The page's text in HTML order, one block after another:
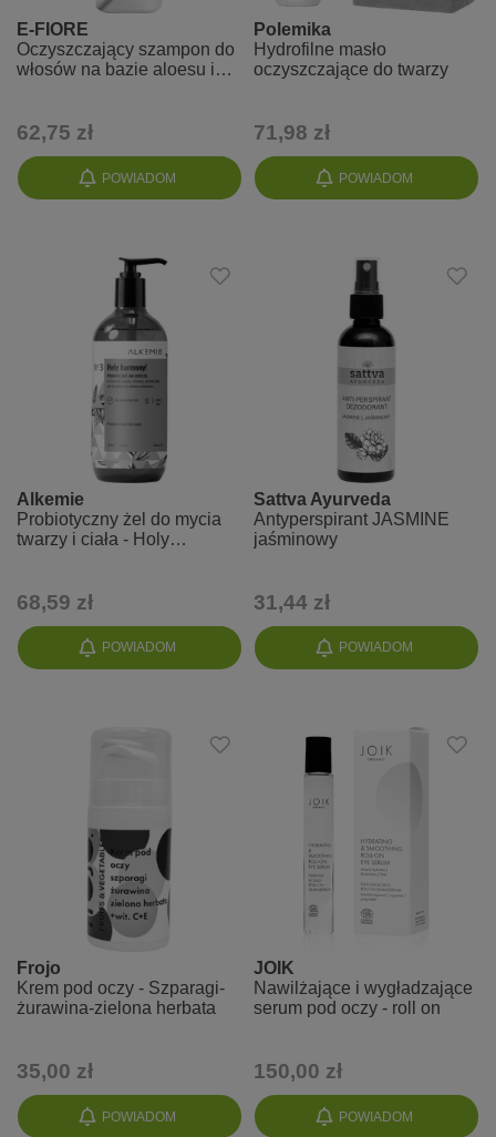
POWIADOM
E-FIORE
Oczyszczający szampon do
włosów na bazie aloesu i
62,75 zł
POWIADOM
Polemika
Hydrofilne masło
oczyszczające do twarzy
71,98 zł
POWIADOM
Alkemie
Probiotyczny żel do mycia
twarzy i ciała - Holy
68,59 zł
POWIADOM
Sattva Ayurveda
Antyperspirant JASMINE
jaśminowy
31,44 zł
POWIADOM
Frojo
Krem pod oczy - Szparagi-
żurawina-zielona herbata
35,00 zł
POWIADOM
JOIK
Nawilżające i wygładzające
serum pod oczy - roll on
150,00 zł